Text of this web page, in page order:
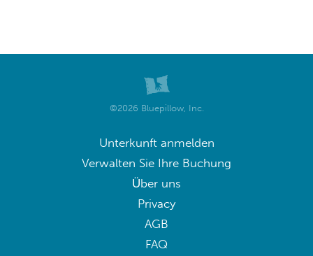
©2026 Bluepillow, Inc.
Unterkunft anmelden
Verwalten Sie Ihre Buchung
Über uns
Privacy
AGB
FAQ